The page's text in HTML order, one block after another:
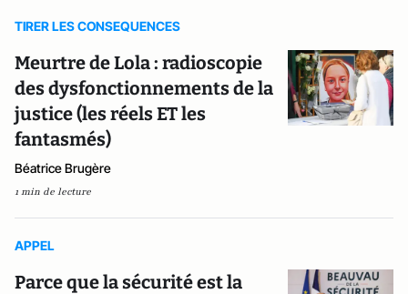
TIRER LES CONSEQUENCES
Meurtre de Lola : radioscopie
des dysfonctionnements de la
justice (les réels ET les
fantasmés)
Béatrice Brugère
1 min de lecture
APPEL
Parce que la sécurité est la